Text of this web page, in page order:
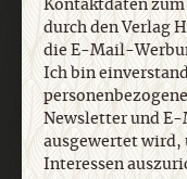
Interessen
Newsletter oder
jederzeit
Kontaktdaten
durch den Verlag
die E-Mail-
Ich bin
Newsletter und
ausgewertet wird,
Interessen